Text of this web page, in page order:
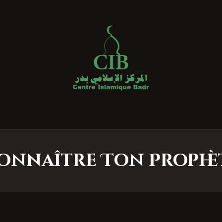
Ton
Centre Islamique Badr